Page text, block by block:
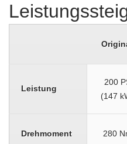
Leistung
200
(147
Drehmoment 280